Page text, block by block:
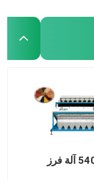
5400Piexl آلة فرز